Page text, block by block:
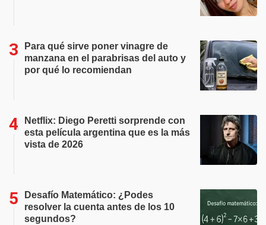
Para qué sirve poner vinagre de
manzana en el parabrisas del auto y
por qué lo recomiendan
Netflix: Diego Peretti sorprende con
esta película argentina que es la más
vista de 2026
Desafío Matemático: ¿Podes
resolver la cuenta antes de los 10
segundos?